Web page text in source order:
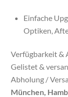
Einfache
Optiken,
Verfügbarkeit &
Gelistet &
Abholung /
München,